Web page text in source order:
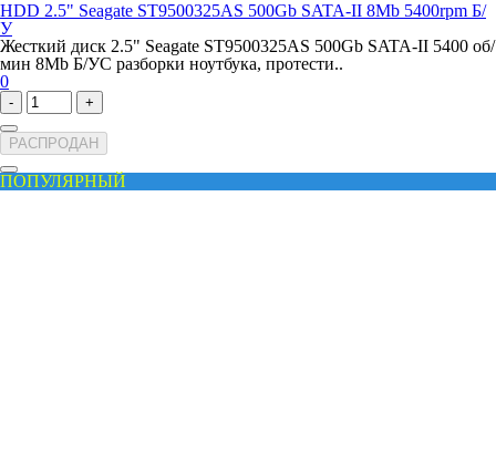
HDD 2.5" Seagate ST9500325AS 500Gb SATA-II 8Mb 5400rpm Б/
У
Жесткий диск 2.5" Seagate ST9500325AS 500Gb SATA-II 5400 об/
мин 8Mb Б/УС разборки ноутбука, протести..
0
- +
РАСПРОДАН
ПОПУЛЯРНЫЙ